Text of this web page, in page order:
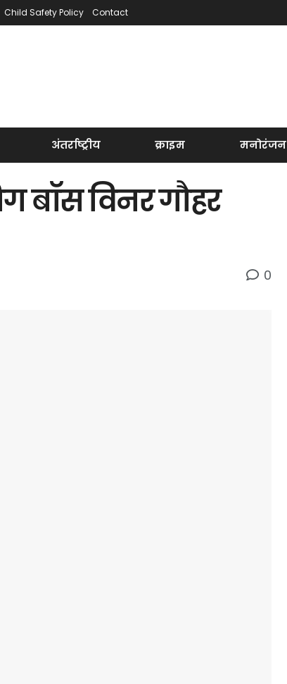
Child Safety Policy Contact
अंतर्राष्ट्रीय क्राइम मनोरंजन
बॉस विनर गौहर
0